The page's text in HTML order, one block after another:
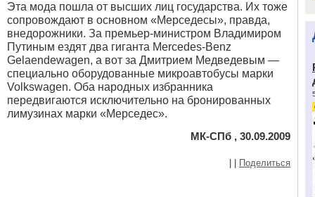
Эта мода пошла от высших лиц государства. Их тоже
сопровождают в основном «Мерседесы», правда,
внедорожники. За премьер-министром Владимиром
Путиным ездят два гиганта Mercedes-Benz
Gelaendewagen, а вот за Дмитрием Медведевым —
специально оборудованные микроавтобусы марки
Volkswagen. Оба народных избранника
передвигаются исключительно на бронированных
лимузинах марки «Мерседес».
МК-СПб , 30.09.2009
Поделиться